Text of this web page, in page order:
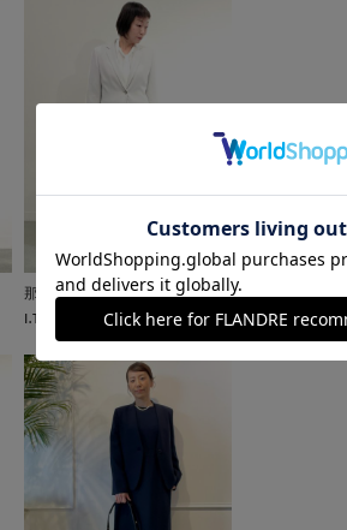
那覇メインプレイス
I.T.'S.international